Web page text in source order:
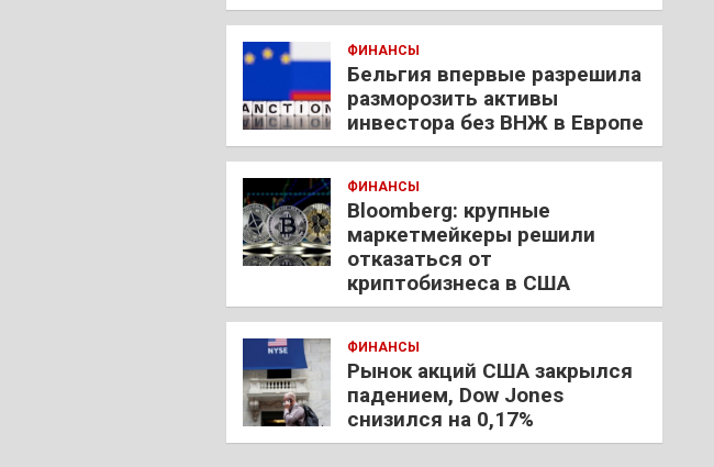
ФИНАНСЫ
Бельгия впервые разрешила
разморозить активы
инвестора без ВНЖ в Европе
ФИНАНСЫ
Bloomberg: крупные
маркетмейкеры решили
отказаться от
криптобизнеса в США
ФИНАНСЫ
Рынок акций США закрылся
падением, Dow Jones
снизился на 0,17%